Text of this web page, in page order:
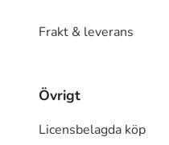
Frakt & leverans
Övrigt
Licensbelagda köp